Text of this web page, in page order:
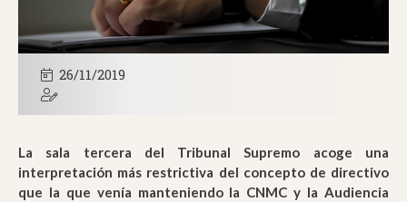
26/11/2019
La sala tercera del Tribunal Supremo acoge una
interpretación más restrictiva del concepto de directivo
que la que venía manteniendo la CNMC y la Audiencia